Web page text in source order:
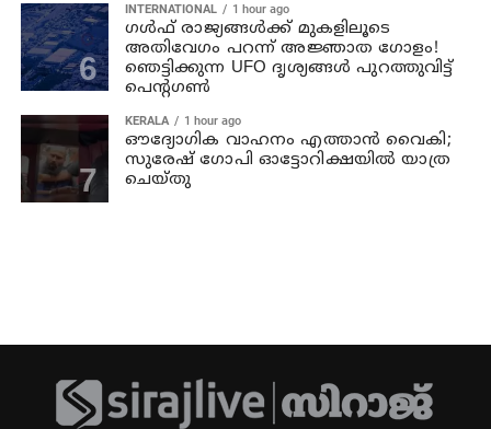
INTERNATIONAL 1 hour ago
ഗൾഫ് രാജ്യങ്ങൾക്ക് മുകളിലൂടെ
അതിവേഗം പറന്ന് അജ്ഞാത ഗോളം!
ഞെട്ടിക്കുന്ന UFO ദൃശ്യങ്ങൾ പുറത്തുവിട്ട്
പെന്റഗൺ
KERALA 1 hour ago
ഔദ്യോഗിക വാഹനം എത്താന്‍ വൈകി;
സുരേഷ് ഗോപി ഓട്ടോറിക്ഷയില്‍ യാത്ര
ചെയ്തു